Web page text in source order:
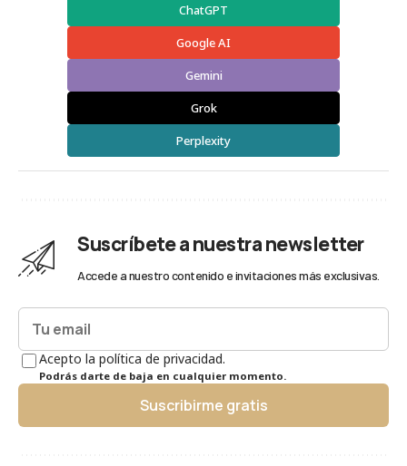
ChatGPT
Google AI
Gemini
Grok
Perplexity
Suscríbete a nuestra newsletter
Accede a nuestro contenido e invitaciones más exclusivas.
Acepto la política de privacidad.
Podrás darte de baja en cualquier momento.
Suscribirme gratis